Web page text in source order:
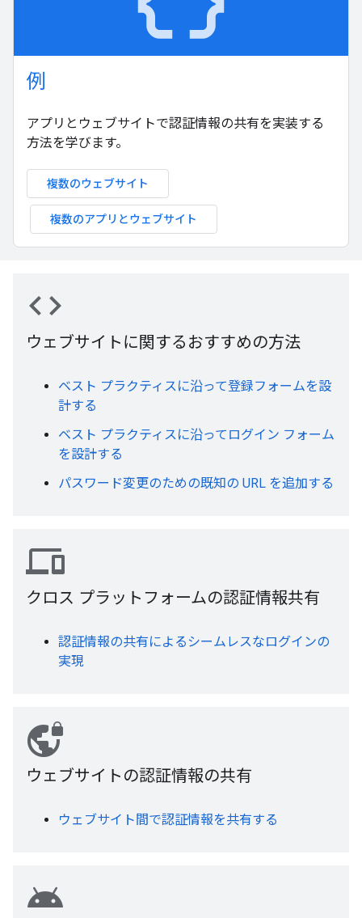
例
アプリとウェブサイトで認証情報の共有を実装する
方法を学びます。
複数のウェブサイト
複数のアプリとウェブサイト
code
ウェブサイトに関するおすすめの方法
ベスト プラクティスに沿って登録フォームを設
計する
ベスト プラクティスに沿ってログイン フォーム
を設計する
パスワード変更のための既知の URL を追加する
devices
クロス プラットフォームの認証情報共有
認証情報の共有によるシームレスなログインの
実現
vpn_lock
ウェブサイトの認証情報の共有
ウェブサイト間で認証情報を共有する
android